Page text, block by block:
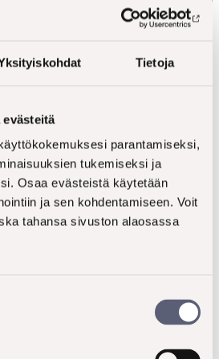
Tietoja
parantamiseksi,
tukemiseksi ja
Osaa evästeistä käytetään
ja sen kohdentamiseen. Voit
tahansa sivuston alaosassa
Atria